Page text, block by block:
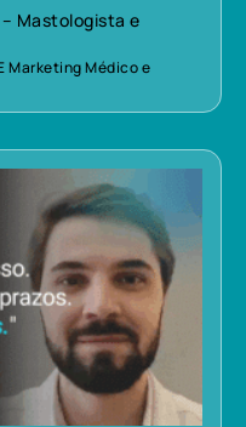
Mastologista e
Marketing Médico e